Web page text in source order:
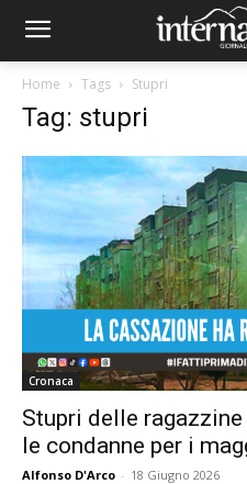
Home Tags Stupri
Tag: stupri
Cronaca
Stupri delle
le condanne per i
Alfonso D'Arco - 18 Giugno 2026